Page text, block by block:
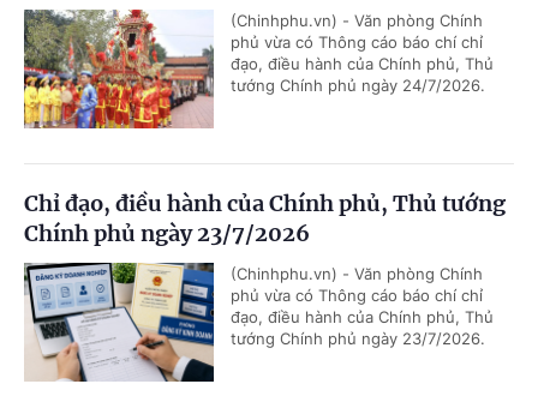
(Chinhphu.vn) - Văn phòng Chính
phủ vừa có Thông cáo báo chí chỉ
đạo, điều hành của Chính phủ, Thủ
tướng Chính phủ ngày 24/7/2026.
Chỉ đạo, điều hành của Chính phủ, Thủ tướng
Chính phủ ngày 23/7/2026
(Chinhphu.vn) - Văn phòng Chính
phủ vừa có Thông cáo báo chí chỉ
đạo, điều hành của Chính phủ, Thủ
tướng Chính phủ ngày 23/7/2026.